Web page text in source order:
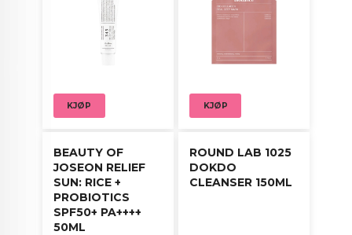
KJØP KJØP
BEAUTY OF
JOSEON RELIEF
SUN: RICE +
PROBIOTICS
SPF50+ PA++++
50ML
ROUND LAB 1025
DOKDO
CLEANSER 150ML